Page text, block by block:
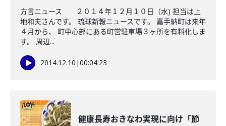
方言ニュース ２０１４年１２月１０日（水) 担当は上
地和夫さんです。 琉球新報ニュースです。 嘉手納町は来年
４月から、 町中心部にある町営駐車場３ヶ所を有料化しま
す。 周辺...
2014.12.10 |00:04:23
健康長寿おきなわ実現に向け「節